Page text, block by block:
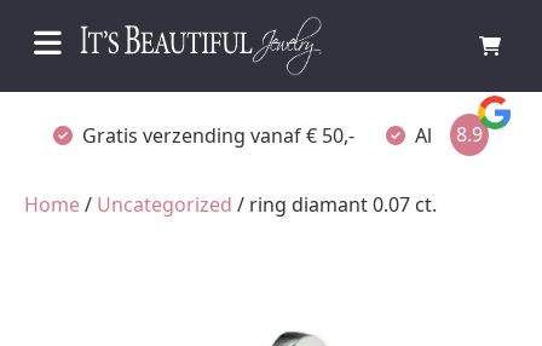
Gratis verzending vanaf € 50,- Altijd verpakt
8.9
Home/ Uncategorized / ring diamant 0.07 ct.